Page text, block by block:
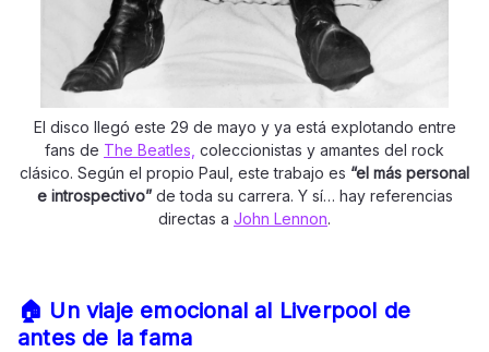
El disco llegó este 29 de mayo y ya está explotando entre
fans de The Beatles, coleccionistas y amantes del rock
clásico. Según el propio Paul, este trabajo es “el más personal
e introspectivo”de toda su carrera. Y sí… hay referencias
directas a John Lennon.
🏠 Un viaje emocional al Liverpool de
antes de la fama